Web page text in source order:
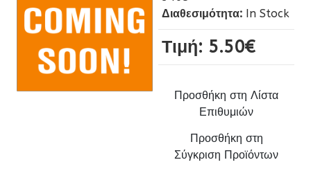
Διαθεσιμότητα: In Stock
Τιμή: 5.50‎€
Προσθήκη στη Λίστα
Επιθυμιών
Προσθήκη στη
Σύγκριση Προϊόντων